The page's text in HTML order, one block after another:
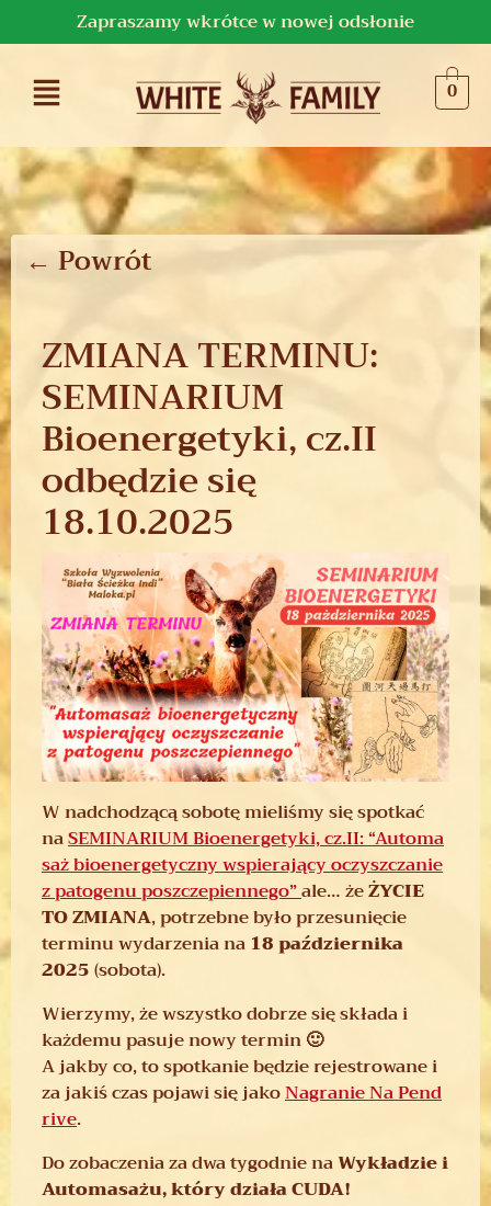
Zapraszamy wkrótce w nowej odsłonie
0
← Powrót
ZMIANA TERMINU:
SEMINARIUM
Bioenergetyki, cz.II
odbędzie się
18.10.2025
W nadchodzącą sobotę mieliśmy się spotkać
naSEMINARIUM Bioenergetyki, cz.II: “Automa
saż bioenergetyczny wspierający oczyszczanie
z patogenu poszczepiennego”ale… żeŻYCIE
TO ZMIANA, potrzebne było przesunięcie
terminu wydarzenia na18 października
2025(sobota).
Wierzymy, że wszystko dobrze się składa i
każdemu pasuje nowy termin 🙂
A jakby co, to spotkanie będzie rejestrowane i
za jakiś czas pojawi się jakoNagranie Na Pend
rive.
Do zobaczenia za dwa tygodnie naWykładzie i
Automasażu, który działa CUDA!